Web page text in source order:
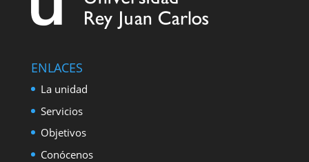
I
ENLACES
La unidad
Servicios
Objetivos
Conócenos